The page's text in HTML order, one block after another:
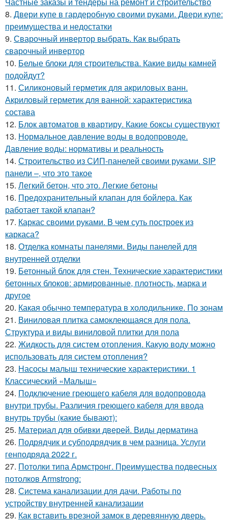
8. Двери купе в гардеробную своими руками. Двери купе:
преимущества и недостатки
9. Сварочный инвертор выбрать. Как выбрать
сварочный инвертор
10. Белые блоки для строительства. Какие виды камней
подойдут?
11. Силиконовый герметик для акриловых ванн.
Акриловый герметик для ванной: характеристика
состава
12. Блок автоматов в квартиру. Какие боксы существуют
13. Нормальное давление воды в водопроводе.
Давление воды: нормативы и реальность
14. Строительство из СИП-панелей своими руками. SIP
панели –, что это такое
15. Легкий бетон, что это. Легкие бетоны
16. Предохранительный клапан для бойлера. Как
работает такой клапан?
17. Каркас своими руками. В чем суть построек из
каркаса?
18. Отделка комнаты панелями. Виды панелей для
внутренней отделки
19. Бетонный блок для стен. Технические характеристики
бетонных блоков: армированные, плотность, марка и
другое
20. Какая обычно температура в холодильнике. По зонам
21. Виниловая плитка самоклеющаяся для пола.
Структура и виды виниловой плитки для пола
22. Жидкость для систем отопления. Какую воду можно
использовать для систем отопления?
23. Насосы малыш технические характеристики. 1
Классический «Малыш»
24. Подключение греющего кабеля для водопровода
внутри трубы. Различия греющего кабеля для ввода
внутрь трубы (какие бывают):
25. Материал для обивки дверей. Виды дерматина
26. Подрядчик и субподрядчик в чем разница. Услуги
генподряда 2022 г.
27. Потолки типа Армстронг. Преимущества подвесных
потолков Armstrong:
28. Система канализации для дачи. Работы по
устройству внутренней канализации
29. Как вставить врезной замок в деревянную дверь.